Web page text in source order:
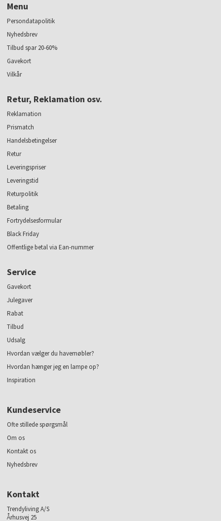
Menu
Persondatapolitik
Nyhedsbrev
Tilbud spar 20-60%
Gavekort
Vilkår
Retur, Reklamation osv.
Reklamation
Prismatch
Handelsbetingelser
Retur
Leveringspriser
Leveringstid
Returpolitik
Betaling
Fortrydelsesformular
Black Friday
Offentlige betal via Ean-nummer
Service
Gavekort
Julegaver
Rabat
Tilbud
Udsalg
Hvordan vælger du havemøbler?
Hvordan hænger jeg en lampe op?
Inspiration
Kundeservice
Ofte stillede spørgsmål
Om os
Kontakt os
Nyhedsbrev
Kontakt
Trendyliving A/S
Århusvej 25